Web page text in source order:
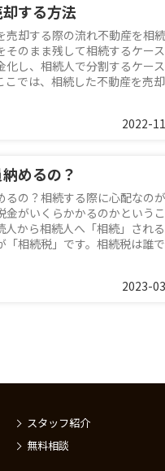
する方法
売却する際の流れ不動産を相
そのまま残して相続するケース
化し、相続人で分割するケー
こでは、相続した不動産を売
2022-
めるの？
るの？相続する際に心配なの
金がいくらかかるのかという
人から相続人へ「相続」され
「相続税」です。相続税は誰
2023-
スタッフ紹介
無料相談